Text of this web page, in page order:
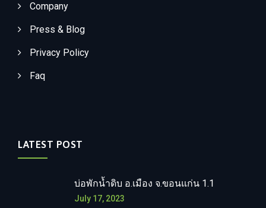
Company
Press & Blog
Privacy Policy
Faq
LATEST POST
บ่อพักน้ำดิบ อ.เมือง จ.ขอนแก่น 1.1
July 17, 2023